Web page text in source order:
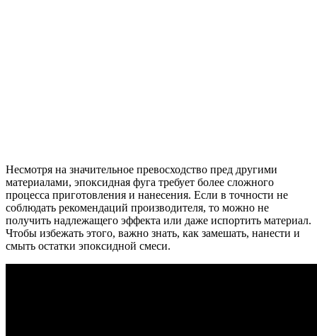
Несмотря на значительное превосходство пред другими
материалами, эпоксидная фуга требует более сложного
процесса приготовления и нанесения. Если в точности не
соблюдать рекомендаций производителя, то можно не
получить надлежащего эффекта или даже испортить материал.
Чтобы избежать этого, важно знать, как замешать, нанести и
смыть остатки эпоксидной смеси.